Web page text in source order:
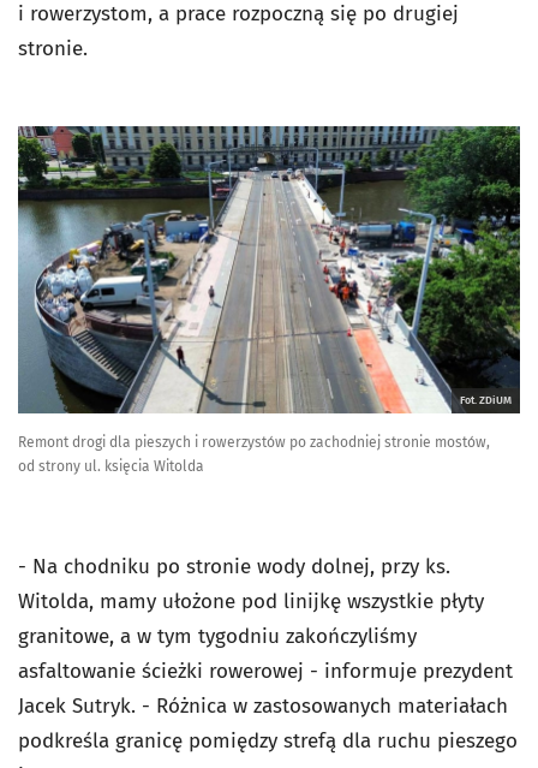
i rowerzystom, a prace rozpoczną się po drugiej
stronie.
Fot. ZDiUM
Remont drogi dla pieszych i rowerzystów po zachodniej stronie mostów,
od strony ul. księcia Witolda
- Na chodniku po stronie wody dolnej, przy ks.
Witolda, mamy ułożone pod linijkę wszystkie płyty
granitowe, a w tym tygodniu zakończyliśmy
asfaltowanie ścieżki rowerowej - informuje prezydent
Jacek Sutryk. - Różnica w zastosowanych materiałach
podkreśla granicę pomiędzy strefą dla ruchu pieszego